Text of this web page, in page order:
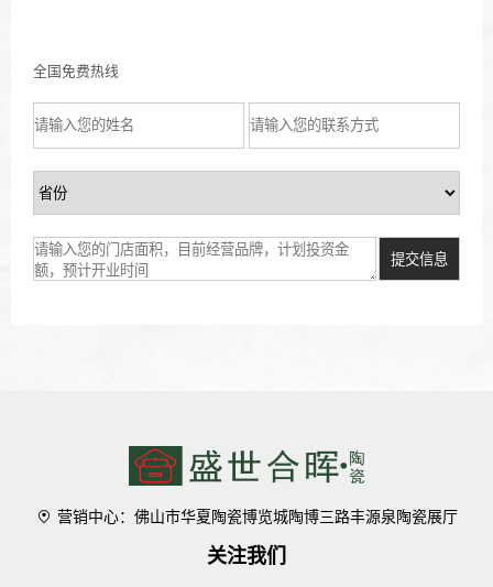
全国免费热线
营销中心：佛山市华夏陶瓷博览城陶博三路丰源泉陶瓷展厅
关注我们